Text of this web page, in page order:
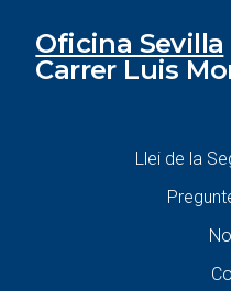
Oficina Sevilla
Carrer Luis
Llei de la